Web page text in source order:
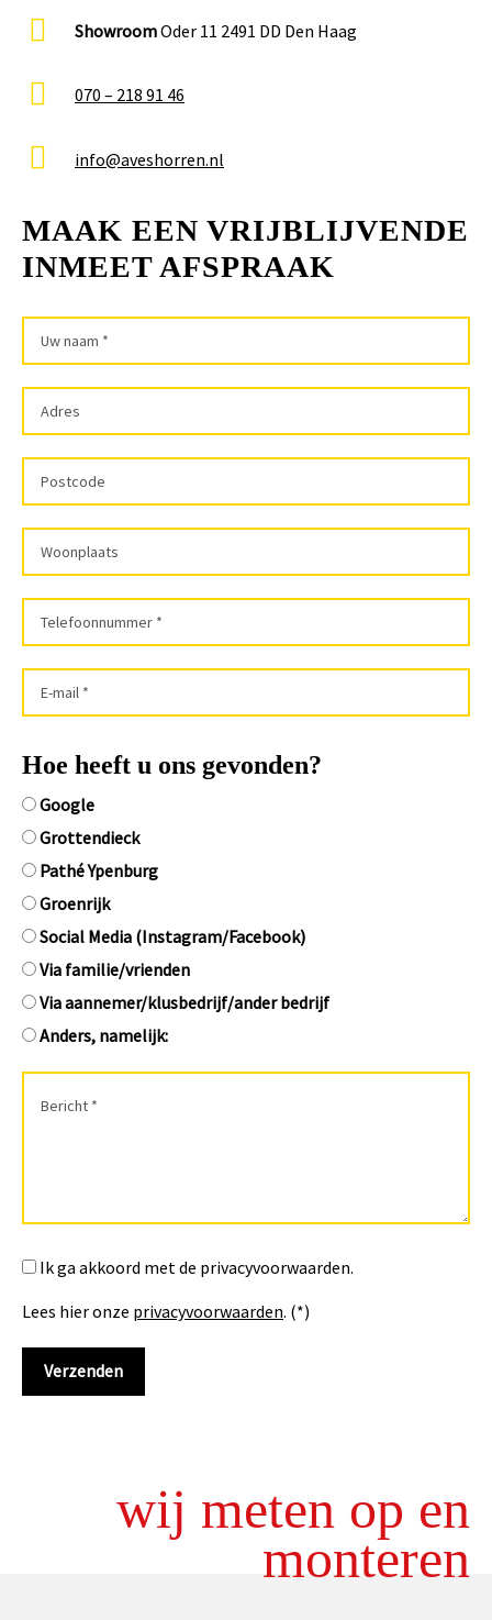
ShowroomOder 11 2491 DD Den Haag
070 – 218 91 46
info@aveshorren.nl
MAAK EEN VRIJBLIJVENDE
INMEET AFSPRAAK
Hoe heeft u ons gevonden?
Google
Grottendieck
Pathé Ypenburg
Groenrijk
Social Media (Instagram/Facebook)
Via familie/vrienden
Via aannemer/klusbedrijf/ander bedrijf
Anders, namelijk:
Ik ga akkoord met de privacyvoorwaarden.
Lees hier onze privacyvoorwaarden. (*)
wij meten op en
monteren